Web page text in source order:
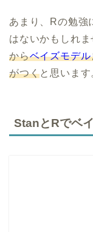
あまり、Rの勉強
はないかもしれま
からベイズモデル
がつくと思います
StanとRでベ